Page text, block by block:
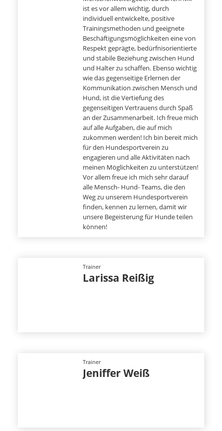
ist es vor allem wichtig, durch
individuell entwickelte, positive
Trainingsmethoden und geeignete
Beschäftigungsmöglichkeiten eine von
Respekt geprägte, bedürfnisorientierte
und stabile Beziehung zwischen Hund
und Halter zu schaffen. Ebenso wichtig
wie das gegenseitige Erlernen der
Kommunikation zwischen Mensch und
Hund, ist die Vertiefung des
gegenseitigen Vertrauens durch Spaß
an der Zusammenarbeit. Ich freue mich
auf alle Aufgaben, die auf mich
zukommen werden! Ich bin bereit mich
für den Hundesportverein zu
engagieren und alle Aktivitäten nach
meinen Möglichkeiten zu unterstützen!
Vor allem freue ich mich sehr darauf
alle Mensch- Hund- Teams, die den
Weg zu unserem Hundesportverein
finden, kennen zu lernen, damit wir
unsere Begeisterung für Hunde teilen
können!
Trainer
Larissa Reißig
Trainer
Jeniffer Weiß